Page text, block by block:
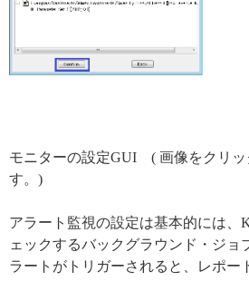
モニターの設定GUI ( 画像をクリッ
す。)
アラート監視の設定は基本的には、
ェックするバックグラウンド・ジョ
ラートがトリガーされると、レポー